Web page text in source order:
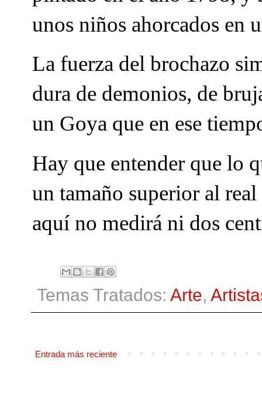
unos niños ahorcados en
La fuerza del brochazo
dura de demonios, de
un Goya que en ese
Hay que entender que lo
un tamaño superior al
aquí no medirá ni dos
Temas Tratados: Arte,
Entrada más reciente